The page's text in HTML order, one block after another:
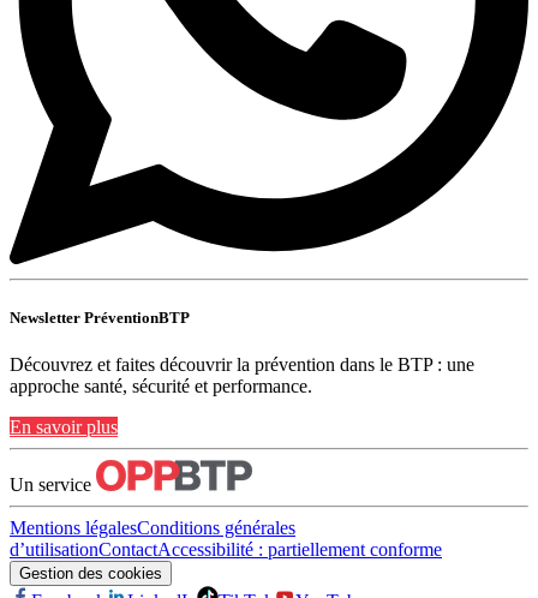
Newsletter PréventionBTP
Découvrez et faites découvrir la prévention dans le BTP : une
approche santé, sécurité et performance.
En savoir plus
Un service
Mentions légalesConditions générales
d’utilisationContactAccessibilité : partiellement conforme
Gestion des cookies